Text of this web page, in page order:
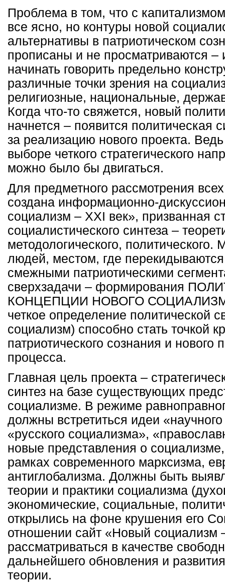
Проблема в том, что с
все ясно, но контуры новой
альтернативы в патриотическом
прописаны и не просматриваются –
начинать говорить предельно
различные точки зрения на
религиозные, национальные,
Когда что-то свяжется, новый
начнется – появится политическая
за реализацию нового проекта.
выборе четкого стратегического
можно было бы двигаться.
Для предметного рассмотрения
создана информационно-
социализм – XXI век», призванная
социалистического синтеза –
методологического,
людей, местом, где
смежными патриотическими
сверхзадачи – формирования
КОНЦЕПЦИИ НОВОГО
четкое определение политической
социализм) способно стать точкой
патриотического сознания и нового
процесса.
Главная цель проекта –
синтез на базе существующих
социализме. В режиме
должны встретиться идеи
«русского социализма»,
новые представления о
рамках современного марксизма,
антиглобализма. Должны быть
теории и практики социализма
экономические, социальные,
открылись на фоне крушения его
отношении сайт «Новый социализм
рассматриваться в качестве
дальнейшего обновления и
теории.